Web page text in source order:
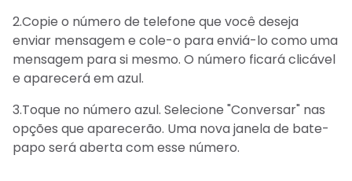
2.Copie o número de telefone que você deseja
enviar mensagem e cole-o para enviá-lo como uma
mensagem para si mesmo. O número ficará clicável
e aparecerá em azul.
3.Toque no número azul. Selecione "Conversar" nas
opções que aparecerão. Uma nova janela de bate-
papo será aberta com esse número.